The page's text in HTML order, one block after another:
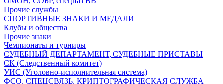
Прочие службы
СПОРТИВНЫЕ ЗНАКИ И МЕДАЛИ
Клубы и общества
Прочие знаки
Чемпионаты и турниры
СУДЕБНЫЙ ДЕПАРТАМЕНТ, СУДЕБНЫЕ ПРИСТАВЫ
СК (Следственный комитет)
УИС (Уголовно-исполнительная система)
ФСО, СПЕЦСВЯЗЬ, КРИПТОГРАФИЧЕСКАЯ СЛУЖБА